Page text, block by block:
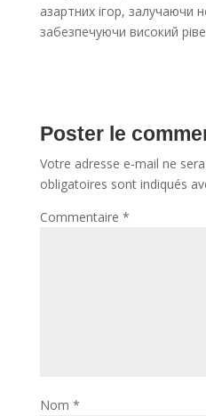
азартних ігор, залучаючи
забезпечуючи високий
Poster le
Votre adresse e-mail ne
obligatoires sont indiqués
Commentaire *
Nom *